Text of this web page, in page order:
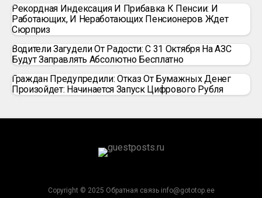
Рекордная Индексация И Прибавка К Пенсии: И
Работающих, И Неработающих Пенсионеров Ждет
Сюрприз
Водители Загудели От Радости: С 31 Октября На АЗС
Будут Заправлять Абсолютно Бесплатно
Граждан Предупредили: Отказ От Бумажных Денег
Произойдет: Начинается Запуск Цифрового Рубля
Copyright © 2025 Обратная связь info@gototop.ee